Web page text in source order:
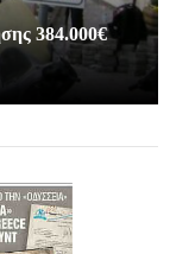
384.000€